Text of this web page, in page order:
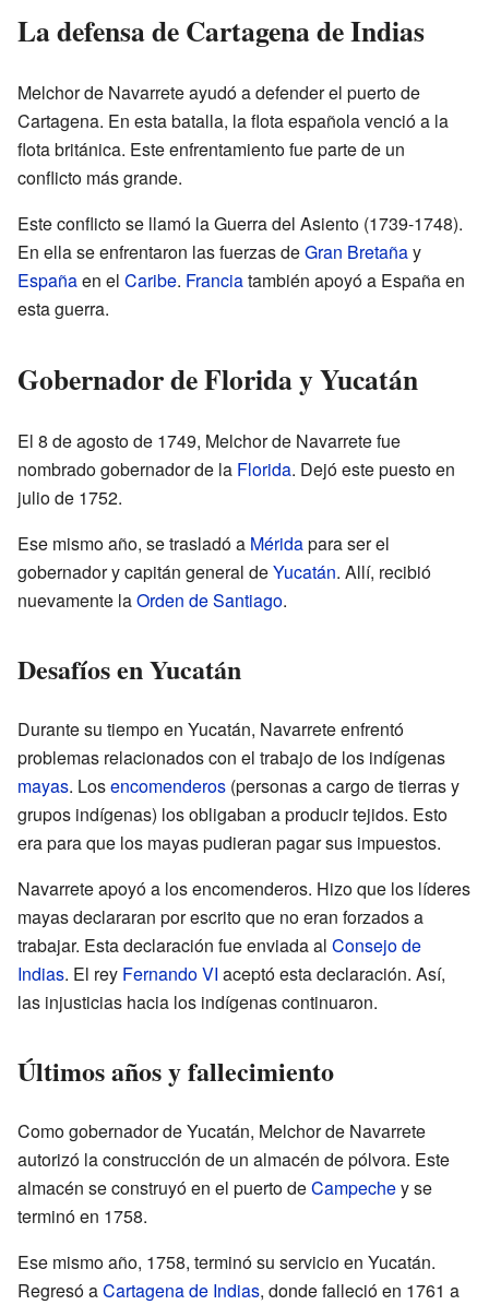
La defensa de Cartagena de Indias
Melchor de Navarrete ayudó a defender el puerto de
Cartagena. En esta batalla, la flota española venció a la
flota británica. Este enfrentamiento fue parte de un
conflicto más grande.
Este conflicto se llamó la Guerra del Asiento (1739-1748).
En ella se enfrentaron las fuerzas deGran Bretañay
Españaen el Caribe. Franciatambién apoyó a España en
esta guerra.
Gobernador de Florida y Yucatán
El 8 de agosto de 1749, Melchor de Navarrete fue
nombrado gobernador de la Florida. Dejó este puesto en
julio de 1752.
Ese mismo año, se trasladó a Méridapara ser el
gobernador y capitán general deYucatán. Allí, recibió
nuevamente laOrden de Santiago.
Desafíos en Yucatán
Durante su tiempo en Yucatán, Navarrete enfrentó
problemas relacionados con el trabajo de los indígenas
mayas. Losencomenderos (personas a cargo de tierras y
grupos indígenas) los obligaban a producir tejidos. Esto
era para que los mayas pudieran pagar sus impuestos.
Navarrete apoyó a los encomenderos. Hizo que los líderes
mayas declararan por escrito que no eran forzados a
trabajar. Esta declaración fue enviada al Consejo de
Indias. El rey Fernando VI aceptó esta declaración. Así,
las injusticias hacia los indígenas continuaron.
Últimos años y fallecimiento
Como gobernador de Yucatán, Melchor de Navarrete
autorizó la construcción de un almacén de pólvora. Este
almacén se construyó en el puerto deCampechey se
terminó en 1758.
Ese mismo año, 1758, terminó su servicio en Yucatán.
Regresó aCartagena de Indias, donde falleció en 1761 a